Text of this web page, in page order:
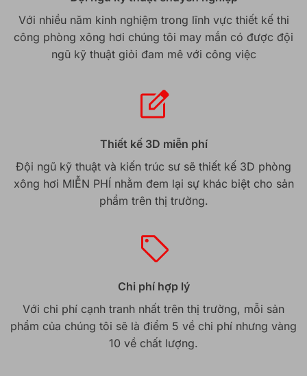
Với nhiều năm kinh nghiệm trong lĩnh vực thiết kế thi
công phòng xông hơi chúng tôi may mắn có được đội
ngũ kỹ thuật giỏi đam mê với công việc
Thiết kế 3D miễn phí
Đội ngũ kỹ thuật và kiến trúc sư sẽ thiết kế 3D phòng
xông hơi MIỄN PHÍ nhằm đem lại sự khác biệt cho sản
phẩm trên thị trường.
Chi phí hợp lý
Với chi phí cạnh tranh nhất trên thị trường, mỗi sản
phẩm của chúng tôi sẽ là điểm 5 về chi phí nhưng vàng
10 về chất lượng.